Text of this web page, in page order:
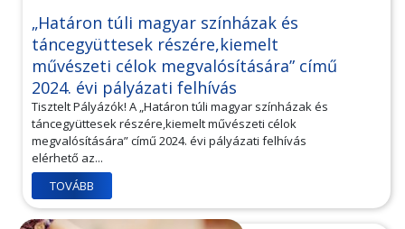
„Határon túli magyar színházak és
táncegyüttesek részére,kiemelt
művészeti célok megvalósítására” című
2024. évi pályázati felhívás
Tisztelt Pályázók! A „Határon túli magyar színházak és
táncegyüttesek részére,kiemelt művészeti célok
megvalósítására” című 2024. évi pályázati felhívás
elérhető az...
TOVÁBB